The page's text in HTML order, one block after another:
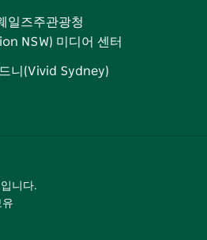
일즈주관광청
NSW) 미디어 센터
니(Vivid Sydney)
니다.